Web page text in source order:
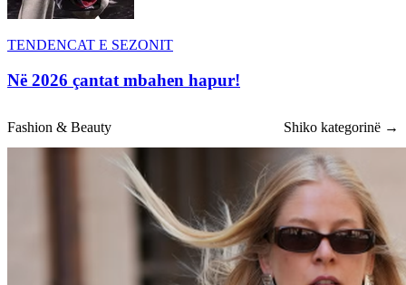
TENDENCAT E SEZONIT
Në 2026 çantat mbahen hapur!
Fashion & Beauty Shiko kategorinë →